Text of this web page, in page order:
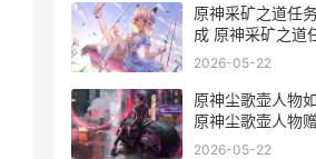
原神采矿之道任
成 原神采矿之道
做
2026-05-22
原神尘歌壶人物
原神尘歌壶人物
2026-05-22